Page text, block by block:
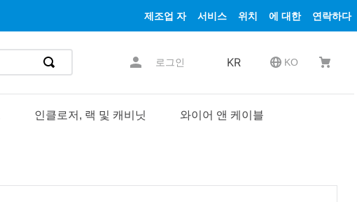
제조업 자 서비스 위치 에 대한 연락하다
로그인 KR KO
인클로저, 랙 및 캐비닛 와이어 앤 케이블